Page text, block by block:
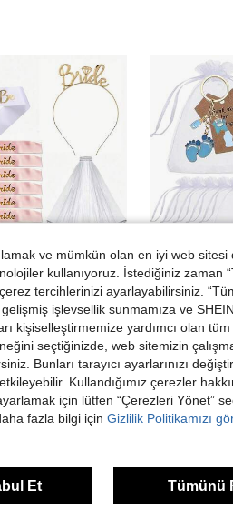
9,88TL tasarruf
edin
+ 10 parça Nedime Kuşağı + 1 parça Bekarlığa Veda Duvağı + 1 parça Gelin Tacı + 10 parça Nedime Tacı + 2 parça Bekarlığa Veda Partisi Çıkartmaları) Bekarlığa Veda Partisi Süsleme Aksesuarları
Yüksek Tekrar Eden Müşteriler
-4% 36 Parça Bebek Partisi Hediye Seti - Pembe ve Mavi Ayak İzi
210,72TL
ve mümkün olan en iyi web sitesi
kullanıyoruz. İstediğiniz zaman
tercihlerinizi ayarlayabilirsiniz.
işlevsellik sunmamıza ve
kişiselleştirmemize yardımcı olan tüm
seçtiğinizde, web sitemizin
Bunları tarayıcı ayarlarınızı
Kullandığımız çerezler
için lütfen “Çerezleri Yönet”
fazla bilgi için Gizlilik Politikamızı
Et Tümünü